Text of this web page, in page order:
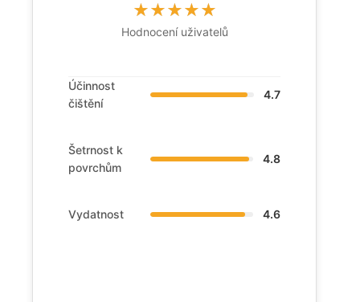
Hodnocení uživatelů
Účinnost
čištění
4.7
Šetrnost k
povrchům
4.8
Vydatnost 4.6